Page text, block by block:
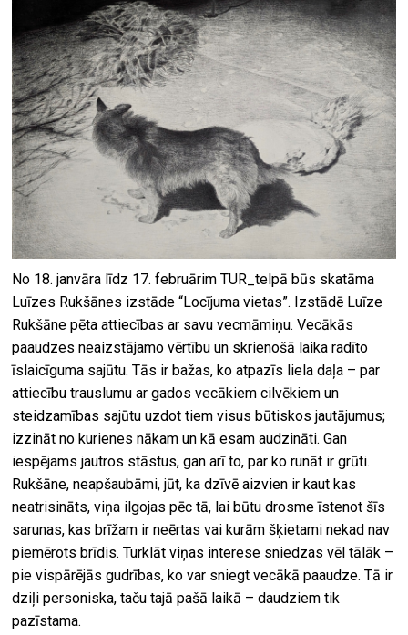
No 18. janvāra līdz 17. februārim TUR_telpā būs skatāma
Luīzes Rukšānes izstāde “Locījuma vietas”. Izstādē Luīze
Rukšāne pēta attiecības ar savu vecmāmiņu. Vecākās
paaudzes neaizstājamo vērtību un skrienošā laika radīto
īslaicīguma sajūtu. Tās ir bažas, ko atpazīs liela daļa – par
attiecību trauslumu ar gados vecākiem cilvēkiem un
steidzamības sajūtu uzdot tiem visus būtiskos jautājumus;
izzināt no kurienes nākam un kā esam audzināti. Gan
iespējams jautros stāstus, gan arī to, par ko runāt ir grūti.
Rukšāne, neapšaubāmi, jūt, ka dzīvē aizvien ir kaut kas
neatrisināts, viņa ilgojas pēc tā, lai būtu drosme īstenot šīs
sarunas, kas brīžam ir neērtas vai kurām šķietami nekad nav
piemērots brīdis. Turklāt viņas interese sniedzas vēl tālāk –
pie vispārējās gudrības, ko var sniegt vecākā paaudze. Tā ir
dziļi personiska, taču tajā pašā laikā – daudziem tik
pazīstama.